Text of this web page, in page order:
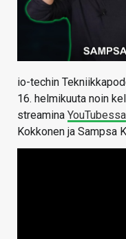
io-techin
16. helmikuuta noin
streamina YouTubessa
Kokkonen ja Sampsa